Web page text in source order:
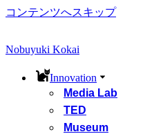
コンテンツへスキップ
Nobuyuki Kokai
Innovation
Media Lab
TED
Museum